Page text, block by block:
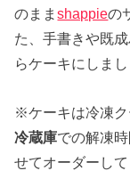
のままshappieの
た、手書きや既
らケーキにしまし
※ケーキは冷凍
冷蔵庫での解凍
せてオーダーして